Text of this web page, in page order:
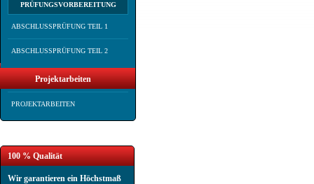
PRÜFUNGSVORBEREITUNG
ABSCHLUSSPRÜFUNG TEIL 1
ABSCHLUSSPRÜFUNG TEIL 2
Projektarbeiten
PROJEKTARBEITEN
100 % Qualität
Wir garantieren ein Höchstmaß